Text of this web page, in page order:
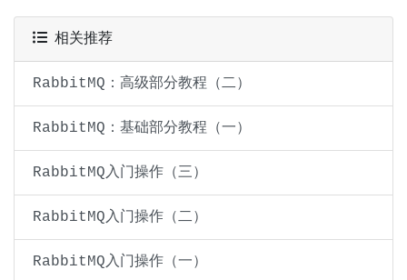
相关推荐
RabbitMQ：高级部分教程（二）
RabbitMQ：基础部分教程（一）
RabbitMQ入门操作（三）
RabbitMQ入门操作（二）
RabbitMQ入门操作（一）